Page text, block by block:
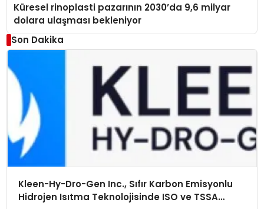
Küresel rinoplasti pazarının 2030’da 9,6 milyar
dolara ulaşması bekleniyor
Son Dakika
Kleen-Hy-Dro-Gen Inc., Sıfır Karbon Emisyonlu
Hidrojen Isıtma Teknolojisinde ISO ve TSSA